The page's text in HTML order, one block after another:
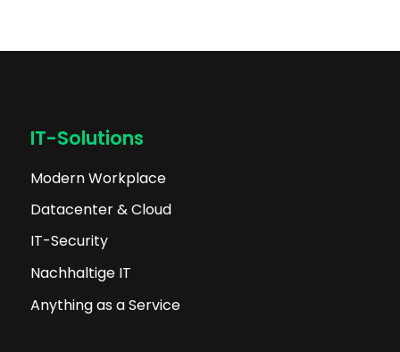
IT-Solutions
Modern Workplace
Datacenter & Cloud
IT-Security
Nachhaltige IT
Anything as a Service